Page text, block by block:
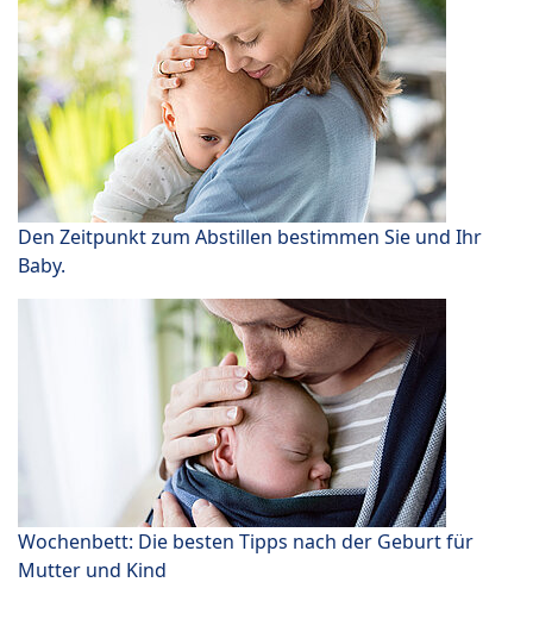
Den Zeitpunkt zum Abstillen bestimmen Sie und Ihr
Baby.
Wochenbett: Die besten Tipps nach der Geburt für
Mutter und Kind